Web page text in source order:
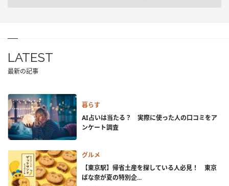
LATEST
最新の記事
暮らす
AI占いは当たる？ 実際に使った人の口コミをア
ンケート調査
グルメ
【東京駅】帰省土産を探している人必見！ 東京
ばな奈が夏の特別企...